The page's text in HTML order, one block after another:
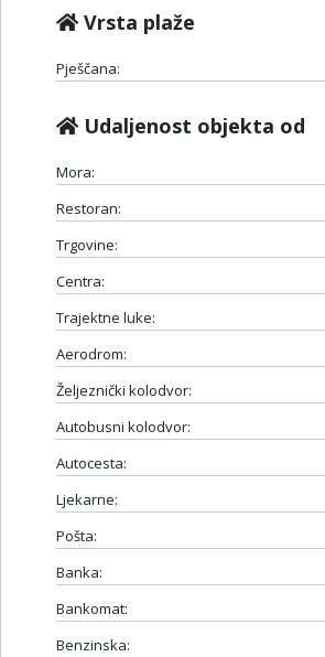
Vrsta plaže
Pješčana:
Udaljenost objekta od
Mora:
Restoran:
Trgovine:
Centra:
Trajektne luke:
Aerodrom:
Željeznički kolodvor:
Autobusni kolodvor:
Autocesta:
Ljekarne:
Pošta:
Banka:
Bankomat:
Benzinska: